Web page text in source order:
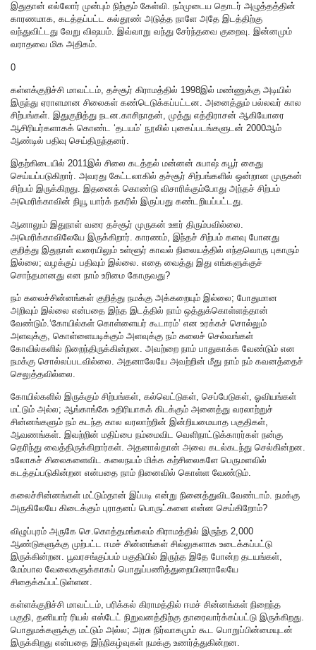
இதுதான் எல்லோர் முன்பும் நிற்கும் கேள்வி. நம்முடைய தொடர் அழுத்தத்தின்
காரணமாக, கடத்தப்பட்ட கல்தூண் அடுத்த நாளே அதே இடத்திற்கு
வந்துவிட்டது வேறு விஷயம். இவ்வாறு வந்து சேர்ந்தவை குறைவு. இன்னமும்
வராதவை மிக அதிகம்.
0
கள்ளக்குறிச்சி மாவட்டம், தச்சூர் கிராமத்தில் 1998இல் மண்ணுக்கு அடியில்
இருந்து ஏராளமான சிலைகள் கண்டெடுக்கப்பட்டன. அனைத்தும் பல்லவர் கால
சிற்பங்கள். இதுகுறித்து நடன.காசிநாதன், முத்து எத்திராசன் ஆகியோரை
ஆசிரியர்களாகக் கொண்ட ‘தடயம்’ நூலில் புகைப்படங்களுடன் 2000ஆம்
ஆண்டில் பதிவு செய்திருந்தனர்.
இதற்கிடையில் 2011இல் சிலை கடத்தல் மன்னன் சுபாஷ் கபூர் கைது
செய்யப்படுகிறார். அவரது கேட்டலாகில் தச்சூர் சிற்பங்களில் ஒன்றான முருகன்
சிற்பம் இருக்கிறது. இதனைக் கொண்டு விசாரிக்கும்போது அந்தச் சிற்பம்
அமெரிக்காவின் நியூ யார்க் நகரில் இருப்பது கண்டறியப்பட்டது.
ஆனாலும் இதுநாள் வரை தச்சூர் முருகன் ஊர் திரும்பவில்லை.
அமெரிக்காவிலேயே இருக்கிறார். காரணம், இந்தச் சிற்பம் களவு போனது
குறித்து இதுநாள் வரையிலும் உள்ளூர் காவல் நிலையத்தில் எந்தவொரு புகாரும்
இல்லை; வழக்குப் பதிவும் இல்லை. எதை வைத்து இது எங்களுக்குச்
சொந்தமானது என நாம் உரிமை கோருவது?
நம் கலைச்சின்னங்கள் குறித்து நமக்கு அக்கறையும் இல்லை; போதுமான
அறிவும் இல்லை என்பதை இந்த இடத்தில் நாம் ஒத்துக்கொள்ளத்தான்
வேண்டும்.‘கோயில்கள் கொள்ளையர் கூடாரம்’ என உரக்கச் சொல்லும்
அளவுக்கு, கொள்ளையடிக்கும் அளவுக்கு நம் கலைச் செல்வங்கள்
கோவில்களில் நிறைந்திருக்கின்றன. அவற்றை நாம் பாதுகாக்க வேண்டும் என
நமக்கு சொல்லப்படவில்லை. அதனாலேயே அவற்றின் மீது நாம் நம் கவனத்தைச்
செலுத்தவில்லை.
கோயில்களில் இருக்கும் சிற்பங்கள், கல்வெட்டுகள், செப்பேடுகள், ஓவியங்கள்
மட்டும் அல்ல; ஆங்காங்கே உதிரியாகக் கிடக்கும் அனைத்து வரலாற்றுச்
சின்னங்களும் நம் கடந்த கால வரலாற்றின் இன்றியமையாத பகுதிகள்,
ஆவணங்கள். இவற்றின் மதிப்பை நம்மைவிட வெளிநாட்டுக்காரர்கள் நன்கு
தெரிந்து வைத்திருக்கிறார்கள். அதனால்தான் அவை கடல்கடந்து செல்கின்றன.
உலோகச் சிலைகளைவிட கலைநயம் மிக்க கற்சிலைகளே பெருமளவில்
கடத்தப்படுகின்றன என்பதை நாம் நினைவில் கொள்ள வேண்டும்.
கலைச்சின்னங்கள் மட்டும்தான் இப்படி என்று நினைத்துவிடவேண்டாம். நமக்கு
அருகிலேயே கிடைக்கும் புராதனப் பொருட்களை என்ன செய்கிறோம்?
விழுப்புரம் அருகே செ.கொத்தமங்கலம் கிராமத்தில் இருந்த 2,000
ஆண்டுகளுக்கு முற்பட்ட ஈமச் சின்னங்கள் சில்லுகளாக உடைக்கப்பட்டு
இருக்கின்றன. பூவரசங்குப்பம் பகுதியில் இருந்த இதே போன்ற தடயங்கள்,
மேம்பால வேலைகளுக்காகப் பொதுப்பணித்துறையினராலேயே
சிதைக்கப்பட்டுள்ளன.
கள்ளக்குறிச்சி மாவட்டம், பரிக்கல் கிராமத்தில் ஈமச் சின்னங்கள் நிறைந்த
பகுதி, தனியார் ரியல் எஸ்டேட் நிறுவனத்திற்கு தாரைவார்க்கப்பட்டு இருக்கிறது.
பொதுமக்களுக்கு மட்டும் அல்ல; அரசு நிர்வாகமும் கூட பொறுப்பின்மையுடன்
இருக்கிறது என்பதை இந்நிகழ்வுகள் நமக்கு உணர்த்துகின்றன.